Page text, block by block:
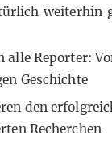
weiterhin
alle Reporter:
Geschichte
den
Recherchen